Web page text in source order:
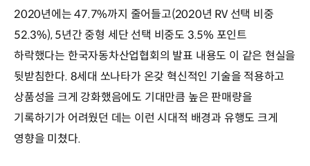
2020년에는 47.7%까지 줄어들고(2020년 RV 선택 비중
52.3%), 5년간 중형 세단 선택 비중도 3.5% 포인트
하락했다는 한국자동차산업협회의 발표 내용도 이 같은 현실을
뒷받침한다. 8세대 쏘나타가 온갖 혁신적인 기술을 적용하고
상품성을 크게 강화했음에도 기대만큼 높은 판매량을
기록하기가 어려웠던 데는 이런 시대적 배경과 유행도 크게
영향을 미쳤다.